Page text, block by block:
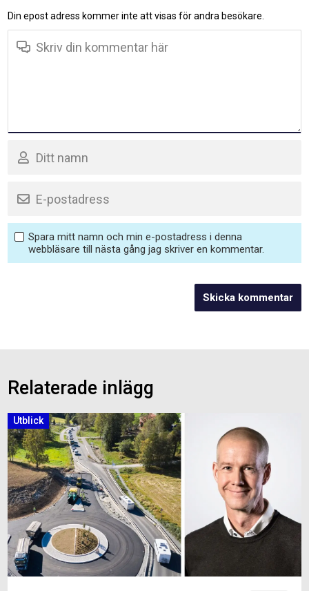
Din epost adress kommer inte att visas för andra besökare.
Spara mitt namn och min e-postadress i denna
webbläsare till nästa gång jag skriver en kommentar.
Relaterade inlägg
Utblick